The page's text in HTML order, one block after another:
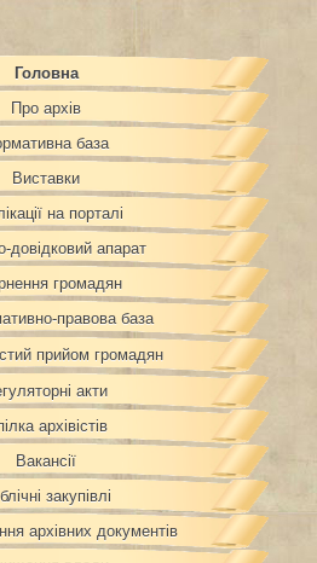
Головна
Про архів
база
Виставки
на порталі
довідковий апарат
громадян
правова база
прийом громадян
акти
архівістів
Вакансії
закупівлі
архівних документів